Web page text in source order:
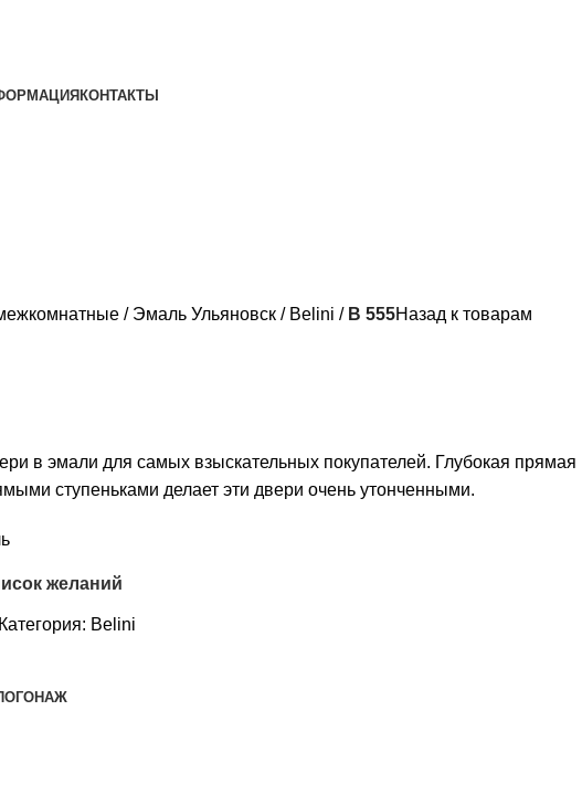
КОНТАКТЫ
Эмаль Ульяновск Belini B 555Назад к товарам
в эмали для самых взыскательных покупателей. Глубокая прямая
ступеньками делает эти двери очень утонченными.
желаний
Категория: Belini